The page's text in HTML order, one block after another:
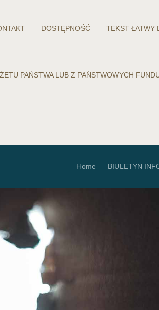
DOSTĘPNOŚĆ TEKST ŁATWY
PAŃSTWA LUB Z PAŃSTWOWYCH
Home BIULETYN